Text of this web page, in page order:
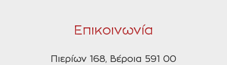
Επικοινωνία
Πιερίων 168, Βέροια 591 00